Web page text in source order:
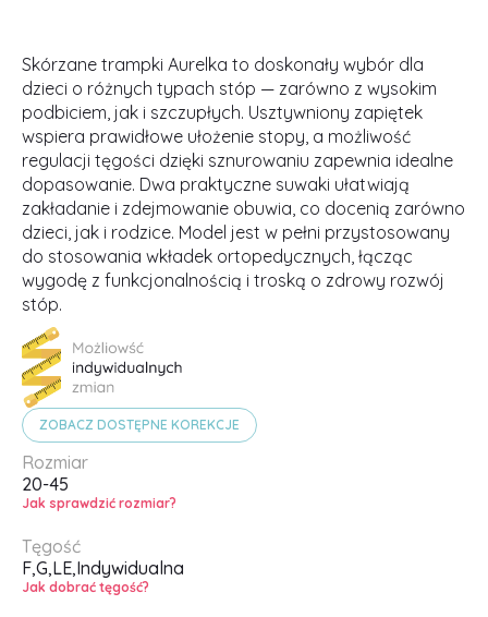
Skórzane trampki Aurelka to doskonały wybór dla
dzieci o różnych typach stóp — zarówno z wysokim
podbiciem, jak i szczupłych. Usztywniony zapiętek
wspiera prawidłowe ułożenie stopy, a możliwość
regulacji tęgości dzięki sznurowaniu zapewnia idealne
dopasowanie. Dwa praktyczne suwaki ułatwiają
zakładanie i zdejmowanie obuwia, co docenią zarówno
dzieci, jak i rodzice. Model jest w pełni przystosowany
do stosowania wkładek ortopedycznych, łącząc
wygodę z funkcjonalnością i troską o zdrowy rozwój
stóp.
ZOBACZ DOSTĘPNE KOREKCJE
Rozmiar
20-45
Jak sprawdzić rozmiar?
Tęgość
F,G,LE,Indywidualna
Jak dobrać tęgość?